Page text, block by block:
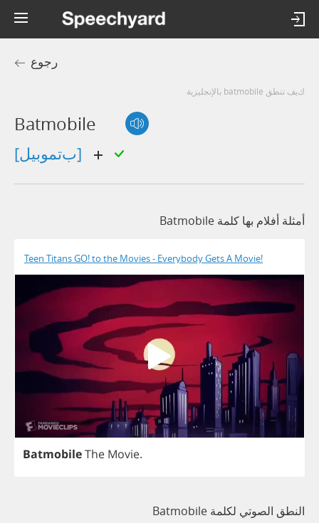
رجوع
كيف تنطق batmobile بالإنجليزية
Batmobile
[بتموبيل]
أمثلة أفلام بها كلمة Batmobile
Teen Titans GO! to the Movies - Everybody Gets A Movie!
BatmobileThe Movie.
النطق الصوتي لكلمة Batmobile